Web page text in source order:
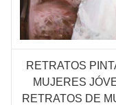
RETRATOS
MUJERES
RETRATOS DE